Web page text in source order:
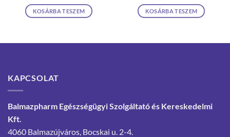
KOSÁRBA TESZEM KOSÁRBA TESZEM
KAPCSOLAT
Balmazpharm Egészségügyi Szolgáltató és Kereskedelmi
Kft.
4060 Balmazújváros, Bocskai u. 2-4.